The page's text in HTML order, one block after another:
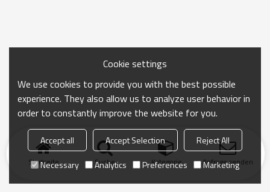
Startseite Suche Kategorie Anfrage senden
Cookie settings
We use cookies to provide you with the best possible
experience. They also allow us to analyze user behavior in
order to constantly improve the website for you.
Accept all Accept Selection
Reject All
Necessary
Analytics Preferences Marketing